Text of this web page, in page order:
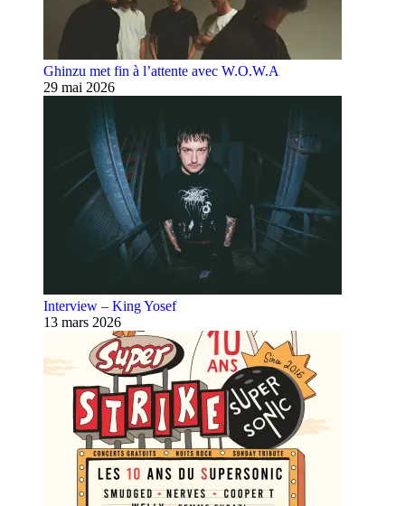
Ghinzu met fin à l’attente avec W.O.W.A
29 mai 2026
Interview – King Yosef
13 mars 2026